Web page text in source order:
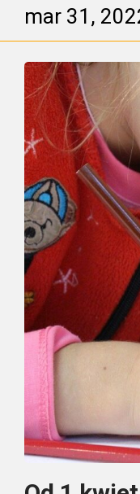
mar 31,